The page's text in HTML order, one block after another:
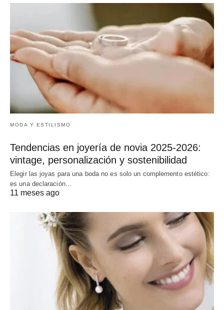
MODA Y ESTILISMO
Tendencias en joyería de novia 2025-2026:
vintage, personalización y sostenibilidad
Elegir las joyas para una boda no es solo un complemento estético:
es una declaración…
11 meses ago